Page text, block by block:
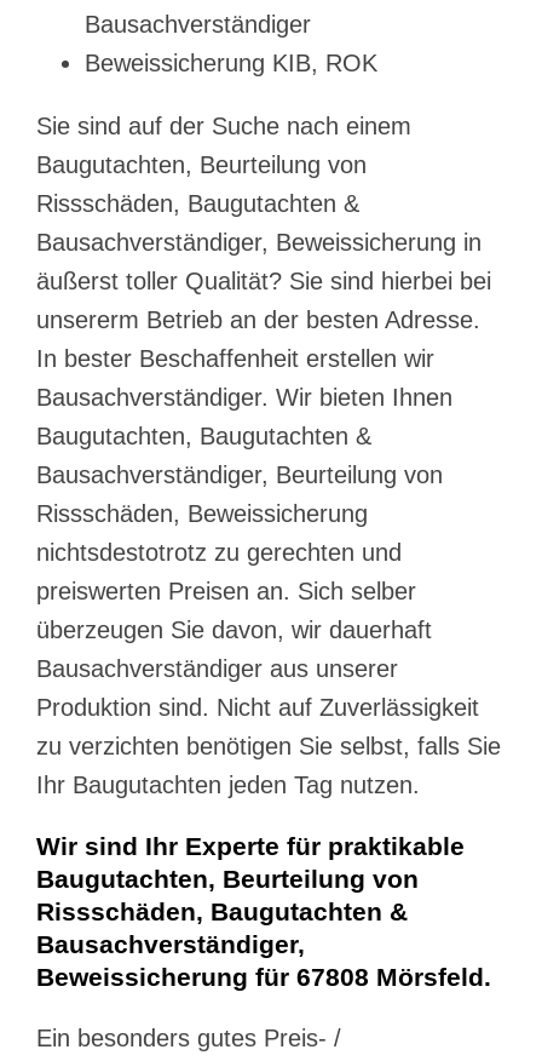
Bausachverständiger
Beweissicherung KIB, ROK
Sie sind auf der Suche nach einem
Baugutachten, Beurteilung von
Rissschäden, Baugutachten &
Bausachverständiger, Beweissicherung in
äußerst toller Qualität? Sie sind hierbei bei
unsererm Betrieb an der besten Adresse.
In bester Beschaffenheit erstellen wir
Bausachverständiger. Wir bieten Ihnen
Baugutachten, Baugutachten &
Bausachverständiger, Beurteilung von
Rissschäden, Beweissicherung
nichtsdestotrotz zu gerechten und
preiswerten Preisen an. Sich selber
überzeugen Sie davon, wir dauerhaft
Bausachverständiger aus unserer
Produktion sind. Nicht auf Zuverlässigkeit
zu verzichten benötigen Sie selbst, falls Sie
Ihr Baugutachten jeden Tag nutzen.
Wir sind Ihr Experte für praktikable
Baugutachten, Beurteilung von
Rissschäden, Baugutachten &
Bausachverständiger,
Beweissicherung für 67808 Mörsfeld.
Ein besonders gutes Preis- /